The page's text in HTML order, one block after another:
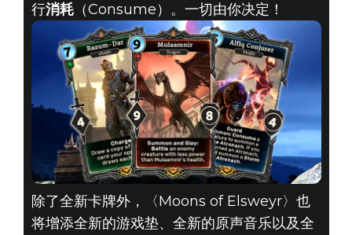
行消耗（Consume）。一切由你决定！
除了全新卡牌外，〈Moons of Elsweyr〉也
将增添全新的游戏垫、全新的原声音乐以及全